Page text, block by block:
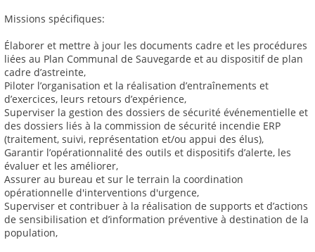
Missions spécifiques:
Élaborer et mettre à jour les documents cadre et les procédures
liées au Plan Communal de Sauvegarde et au dispositif de plan
cadre d’astreinte,
Piloter l’organisation et la réalisation d’entraînements et
d’exercices, leurs retours d’expérience,
Superviser la gestion des dossiers de sécurité événementielle et
des dossiers liés à la commission de sécurité incendie ERP
(traitement, suivi, représentation et/ou appui des élus),
Garantir l’opérationnalité des outils et dispositifs d’alerte, les
évaluer et les améliorer,
Assurer au bureau et sur le terrain la coordination
opérationnelle d'interventions d'urgence,
Superviser et contribuer à la réalisation de supports et d’actions
de sensibilisation et d’information préventive à destination de la
population,